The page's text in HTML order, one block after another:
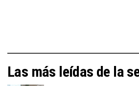
Las más leídas de la